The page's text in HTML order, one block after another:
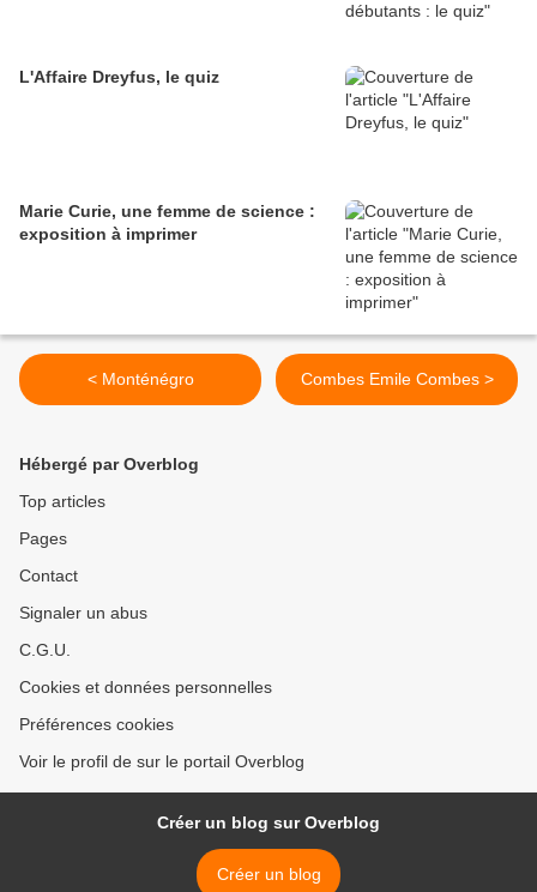
L'Affaire Dreyfus, le quiz
Marie Curie, une femme de science :
exposition à imprimer
< Monténégro Combes Emile Combes >
Hébergé par Overblog
Top articles
Pages
Contact
Signaler un abus
C.G.U.
Cookies et données personnelles
Préférences cookies
Voir le profil de sur le portail Overblog
Créer un blog sur Overblog
Créer un blog